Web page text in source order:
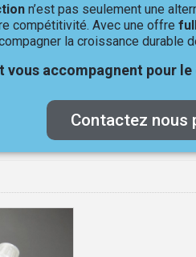
n’est pas seulement une
compétitivité. Avec une offre
la croissance durable
vous accompagnent pour
Contactez nous